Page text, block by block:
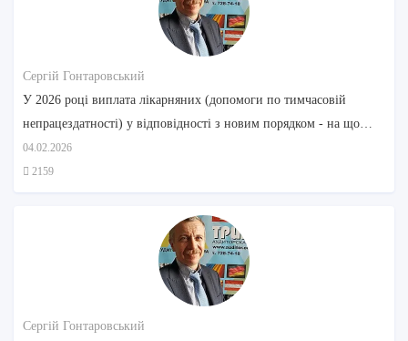
Сергій Гонтаровський
У 2026 році виплата лікарняних (допомоги по тимчасовій
непрацездатності) у відповідності з новим порядком - на що
звернути увагу
04.02.2026
2159
Сергій Гонтаровський